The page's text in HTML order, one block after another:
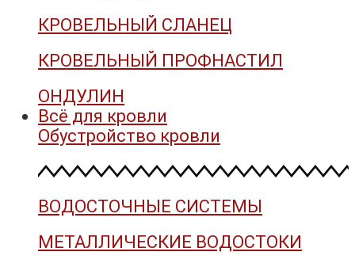
КРОВЕЛЬНЫЙ СЛАНЕЦ
КРОВЕЛЬНЫЙ ПРОФНАСТИЛ
ОНДУЛИН
Всё для кровли
Обустройство кровли
ВОДОСТОЧНЫЕ СИСТЕМЫ
МЕТАЛЛИЧЕСКИЕ ВОДОСТОКИ